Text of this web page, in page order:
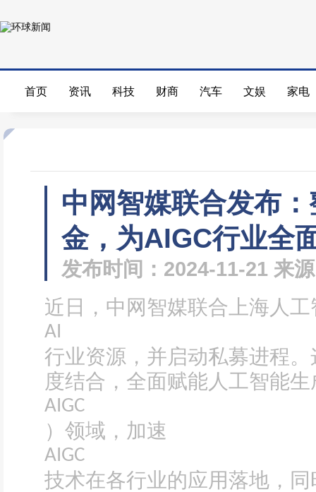
首页 资讯 科技 财商 汽车 文娱 家电
中网智媒联合发布
金，为AIGC行业全
发布时间：2024-11-21 来
近日，中网智媒联合上海人
AI
行业资源，并启动私募进程
度结合，全面赋能人工智能
AIGC
）领域，加速
AIGC
技术在各行业的应用落地，